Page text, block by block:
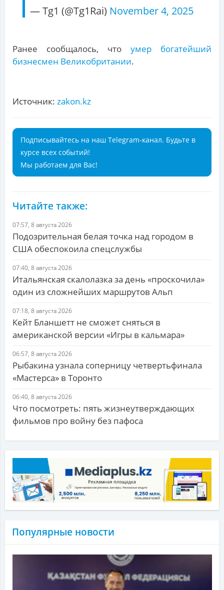
— Tg1 (@Tg1Rai) November 4, 2025
Ранее сообщалось, что умер богатейший
бизнесмен Великобритании.
Источник: zakon.kz
Подписывайтесь на наш Telegram-канал. Будьте в
курсе всех событий!
Мы работаем для Вас!
Читайте также:
07:57, 8 августа 2026
Подозрительная белая точка над городом в
США обеспокоила спецслужбы
07:40, 8 августа 2026
Итальянская скалолазка за день «проскочила»
один из сложнейших маршрутов Альп
07:18, 8 августа 2026
Кейт Бланшетт не сможет сняться в
американской версии «Игры в кальмара»
06:57, 8 августа 2026
Рыбакина узнала соперницу четвертьфинала
«Мастерса» в Торонто
06:40, 8 августа 2026
Что посмотреть: пять жизнеутверждающих
фильмов про войну без пафоса
Популярные новости